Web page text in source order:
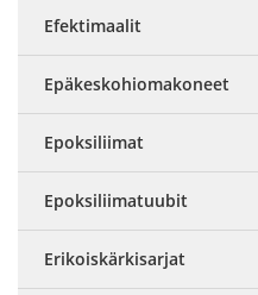
Efektimaalit
Epäkeskohiomakoneet
Epoksiliimat
Epoksiliimatuubit
Erikoiskärkisarjat